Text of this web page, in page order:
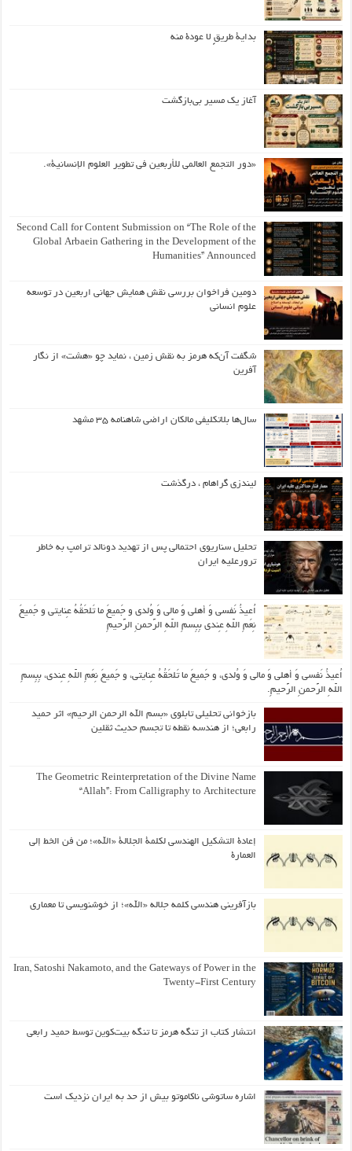
بداية طريقٍ لا عودة منه
آغاز یک مسیر بی‌بازگشت
«دور التجمع العالمي للأربعين في تطوير العلوم الإنسانية».
Second Call for Content Submission on “The Role of the
Global Arbaein Gathering in the Development of the
Humanities” Announced
دومین فراخوان بررسی نقش همایش جهانی اربعین در توسعه
علوم انسانی
شگفت آن‌که هرمز به نقش زمین ، نماید چو «هشت» از نگار
آفرین
سال‌ها بلاتکلیفی مالکان اراضی شاهنامه ۳۵ مشهد
لیندزی گراهام ، درگذشت
تحلیل سناریوی احتمالی پس از تهدید دونالد ترامپ به خاطر
ترورعلیه ایران
اُعیذُ نَفسی وَ أهلی وَ مالی وَ وُلدی و جَمیعَ ما تَلحَقُهُ عِنایتی و جَمیعَ
نِعَمِ اللّهِ عِندی بِبِسمِ اللّهِ الرَّحمنِ الرَّحیمِ
اُعیذُ نَفسی وَ أهلی وَ مالی وَ وُلدی، و جَمیعَ ما تَلحَقُهُ عِنایتی، و جَمیعَ نِعَمِ اللّهِ عِندی، بِبِسمِ
اللّهِ الرَّحمنِ الرَّحیمِ.
بازخوانی تحلیلی تابلوی «بسم الله الرحمن الرحیم» اثر حمید
رابعی؛ از هندسه نقطه تا تجسم حدیث ثقلین
The Geometric Reinterpretation of the Divine Name
“Allah”: From Calligraphy to Architecture
إعادة التشكيل الهندسي لكلمة الجلالة «الله»؛ من فن الخط إلى
العمارة
بازآفرینی هندسی کلمه جلاله «الله»؛ از خوشنویسی تا معماری
Iran, Satoshi Nakamoto, and the Gateways of Power in the
Twenty-First Century
انتشار کتاب از تنگه هرمز تا تنگه بیت‌کوین توسط حمید رابعی
اشاره ساتوشی ناکاموتو بیش از حد به ایران نزدیک است